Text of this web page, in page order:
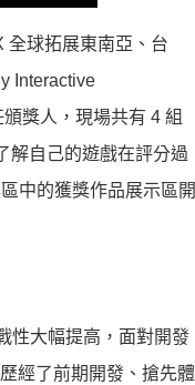
全球拓展東南亞、台
Interactive
獎人，現場共有 4 組
解自己的遊戲在評分過
中的獲獎作品展示區開
性大幅提高，面對開發
經了前期開發、搶先體